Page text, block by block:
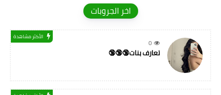
اخر الجروبات
0
الأكثر مشاهدة
تعارف بنات🔞🔞🔞